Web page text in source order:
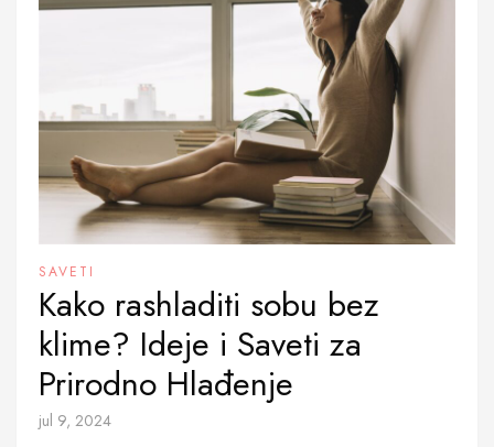
SAVETI
Kako rashladiti sobu bez
klime? Ideje i Saveti za
Prirodno Hlađenje
jul 9, 2024